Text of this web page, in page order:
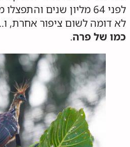
לפני 64 מליון שנים
לא דומה לשום ציפור אחרת, ו..
כמו של פרה.